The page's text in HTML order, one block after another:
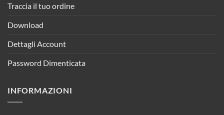
Traccia il tuo ordine
Download
Dettagli Account
Password Dimenticata
INFORMAZIONI